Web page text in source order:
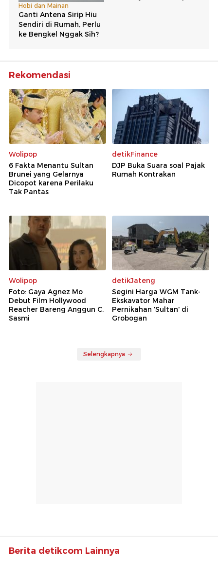
Rekomendasi
Wolipop
6 Fakta Menantu Sultan
Brunei yang Gelarnya
Dicopot karena Perilaku
Tak Pantas
detikFinance
DJP Buka Suara soal Pajak
Rumah Kontrakan
Wolipop
Foto: Gaya Agnez Mo
Debut Film Hollywood
Reacher Bareng Anggun C.
Sasmi
detikJateng
Segini Harga WGM Tank-
Ekskavator Mahar
Pernikahan 'Sultan' di
Grobogan
Selengkapnya
Berita detikcom Lainnya